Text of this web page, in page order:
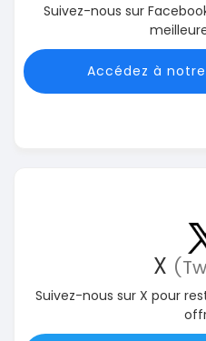
Suivez-nous sur
Accédez à
X
Suivez-nous sur X pour